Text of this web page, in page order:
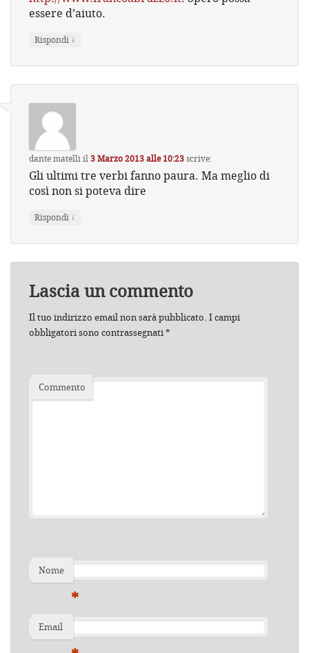
essere d’aiuto.
Rispondi ↓
dante matelliil3 Marzo 2013 alle 10:23scrive:
Gli ultimi tre verbi fanno paura. Ma meglio di
così non si poteva dire
Rispondi ↓
Lascia un commento
Il tuo indirizzo email non sarà pubblicato. I campi
obbligatori sono contrassegnati*
Commento
Nome
*
Email